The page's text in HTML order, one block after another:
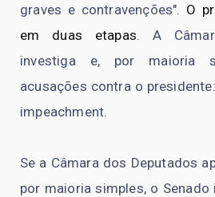
graves e contravenções". O
em duas etapas. A
investiga e, por maioria
acusações contra o
impeachment.
Se a Câmara dos Deputados
por maioria simples, o